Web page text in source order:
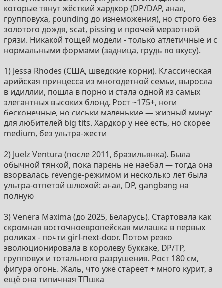
которые тянут жёсткий хардкор (DP/DAP, анал,
групповуха, pounding до изнеможения), но строго без
золотого дождя, scat, pissing и прочей мерзотной
грязи. Никакой тощей модели - только атлетичные и с
нормальными формами (задница, грудь по вкусу).
1) Jessa Rhodes (США, шведские корни). Классическая
арийская принцесса из многодетной семьи, выросла
в идиллии, пошла в порно и стала одной из самых
элегантных высоких блонд. Рост ~175+, ноги
бесконечные, но сиськи маленькие — жирный минус
для любителей big tits. Хардкор у неё есть, но скорее
medium, без ультра-жести
2) Juelz Ventura (после 2011, бразильянка). Была
обычной тянкой, пока парень не наебал — тогда она
взорвалась revenge-режимом и несколько лет была
ультра-отпетой шлюхой: анал, DP, gangbang на
полную
3) Venera Maxima (до 2025, Беларусь). Стартовала как
скромная восточноевропейская милашка в первых
роликах - почти girl-next-door. Потом резко
эволюционировала в королеву буккаке, DP/TP,
групповух и тотального разрушения. Рост 180 см,
фигура огонь. Жаль, что уже стареет + много курит, а
ещё она типичная ТПшка